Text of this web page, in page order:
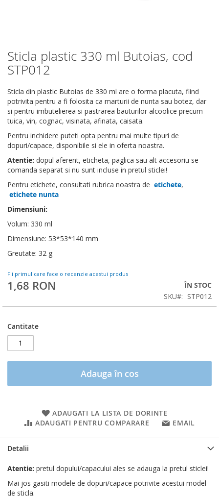
Sticla plastic 330 ml Butoias, cod
STP012
Sticla din plastic Butoias de 330 ml are o forma placuta, fiind
potrivita pentru a fi folosita ca marturii de nunta sau botez, dar
si pentru imbutelierea si pastrarea bauturilor alcoolice precum
tuica, vin, cognac, visinata, afinata, caisata.
Pentru inchidere puteti opta pentru mai multe tipuri de
dopuri/capace, disponibile si ele in oferta noastra.
Atentie: dopul aferent, eticheta, paglica sau alt accesoriu se
comanda separat si nu sunt incluse in pretul sticlei!
Pentru etichete, consultati rubrica noastra de etichete,
etichete nunta
Dimensiuni:
Volum: 330 ml
Dimensiune: 53*53*140 mm
Greutate: 32 g
Fii primul care face o recenzie acestui produs
1,68 RON
ÎN STOC
SKU
STP012
Cantitate
Adauga în cos
ADAUGATI LA LISTA DE DORINTE
ADAUGATI PENTRU COMPARARE
EMAIL
Skip
to
the
of
the
images
gallery
Detalii
Atentie: pretul dopului/capacului ales se adauga la pretul sticlei!
Mai jos gasiti modele de dopuri/capace potrivite acestui model
de sticla.